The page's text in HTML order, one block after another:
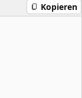
Kopieren